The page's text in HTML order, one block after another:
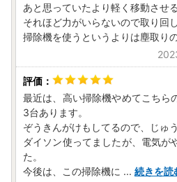
あと思っていたより軽く移動させ
それほど力がいらないので取り回
掃除機を使うというよりは塵取り
最近は、高い掃除機やめてこちら
3台あります。
ぞうきんがけもしてるので、じゅ
ダイソン使ってましたが、電気が
た。
今後は、この掃除機に ... 続きを読